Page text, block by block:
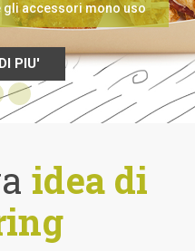
gli accessori mono uso
PIU'
idea di